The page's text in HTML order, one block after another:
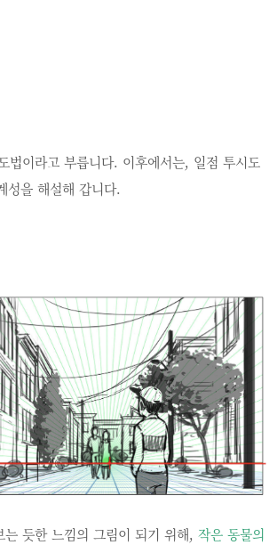
법이라고 부릅니다. 이후에서는, 일점 투시도
성을 해설해 갑니다.
듯한 느낌의 그림이 되기 위해, 작은 동물의